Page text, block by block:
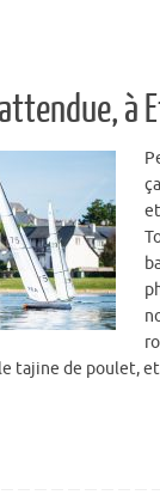
à
tajine de poulet,